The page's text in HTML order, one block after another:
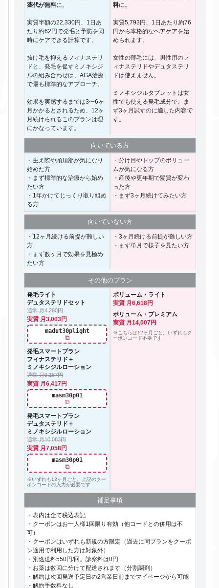
薬代が無料に。
実質半額の22,330円、1日あ
たり約62円で発毛と予防を同
時にケアできる計算です。
抜け毛を抑えるフィナステリ
ドと、発毛を促すミノキシジ
ルの組み合わせは、AGA治療
で最も標準的なアプローチ。
効果を実感するまでは3〜6ヶ
月かかるとされるため、12ヶ
月続けられるこのプランは理
にかなっています。
料に。
実質5,793円、1日あたり約76
円から本格的なヘアケアを始
められます。
女性の薄毛には、男性用のフ
ィナステリドやデュタステリ
ドは使えません。
ミノキシジルタブレットは女
性でも使える発毛成分で、ま
ず3ヶ月試すのに適した内容で
す。
向いている方
・生え際や頭頂部が気になり
始めた方
・まず標準的な治療から始め
たい方
・1年かけてじっくり取り組め
る方
・分け目やトップのボリュー
ムが気になる方
・産後や更年期で髪質が変わ
った方
・まず3ヶ月続けてみたい方
向いていない方
・12ヶ月続ける前提が難しい
方
・まず数ヶ月で効果を見極め
たい方
・3ヶ月続ける前提が難しい方
・まず単月で様子を見たい方
その他のプラン
発毛ライト
デュタステリドセット
通常 月4,290円
実質 月3,003円
madut30plight
⧉
発毛スマートプラン
フィナステリド＋
ミノキシジルローション
通常 月9,167円
実質 月6,417円
masm30p01
⧉
発毛スマートプラン
デュタステリド＋
ミノキシジルローション
通常 月10,083円
実質 月7,058円
masm30p01
⧉
※いずれも12ヶ月ごと。上記のクー
ポンコードの入力が必要です
ボリューム・ライト
実質 月6,618円
ボリューム・プレミアム
実質 月14,007円
※こちらは12ヶ月ごと。いずれもク
ーポンコード不要です
補足事項
・表内は全て税込表記
・クーポンはお一人様1回限り有効（他コードとの併用は不
可）
・クーポンはいずれも新規の方限定（過去に同プランをクーポ
ン適用で利用した方は対象外）
・別途送料550円/回。診察料は0円
・お薬は数回に分けて配送されます（分割調剤）
・解約は次回発送予定日の2営業日前までマイページから可能
・解約手数料なし